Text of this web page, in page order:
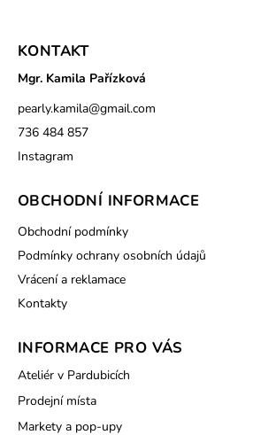
KONTAKT
Mgr. Kamila Pařízková
pearly.kamila@gmail.com
736 484 857
Instagram
OBCHODNÍ INFORMACE
Obchodní podmínky
Podmínky ochrany osobních údajů
Vrácení a reklamace
Kontakty
INFORMACE PRO VÁS
Ateliér v Pardubicích
Prodejní místa
Markety a pop-upy